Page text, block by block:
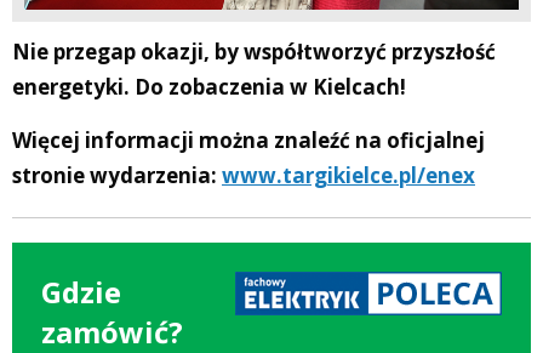
Nie przegap okazji, by współtworzyć przyszłość
energetyki. Do zobaczenia w Kielcach!
Więcej informacji można znaleźć na oficjalnej
stronie wydarzenia: www.targikielce.pl/enex
Gdzie
zamówić?